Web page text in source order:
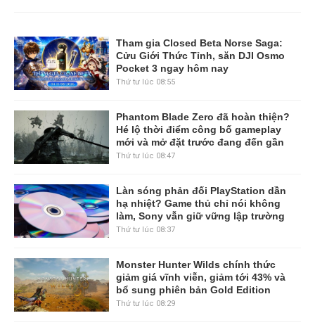
Tham gia Closed Beta Norse Saga:
Cửu Giới Thức Tỉnh, săn DJI Osmo
Pocket 3 ngay hôm nay
Thứ tư lúc 08:55
Phantom Blade Zero đã hoàn thiện?
Hé lộ thời điểm công bố gameplay
mới và mở đặt trước đang đến gần
Thứ tư lúc 08:47
Làn sóng phản đối PlayStation dần
hạ nhiệt? Game thủ chỉ nói không
làm, Sony vẫn giữ vững lập trường
Thứ tư lúc 08:37
Monster Hunter Wilds chính thức
giảm giá vĩnh viễn, giảm tới 43% và
bổ sung phiên bản Gold Edition
Thứ tư lúc 08:29